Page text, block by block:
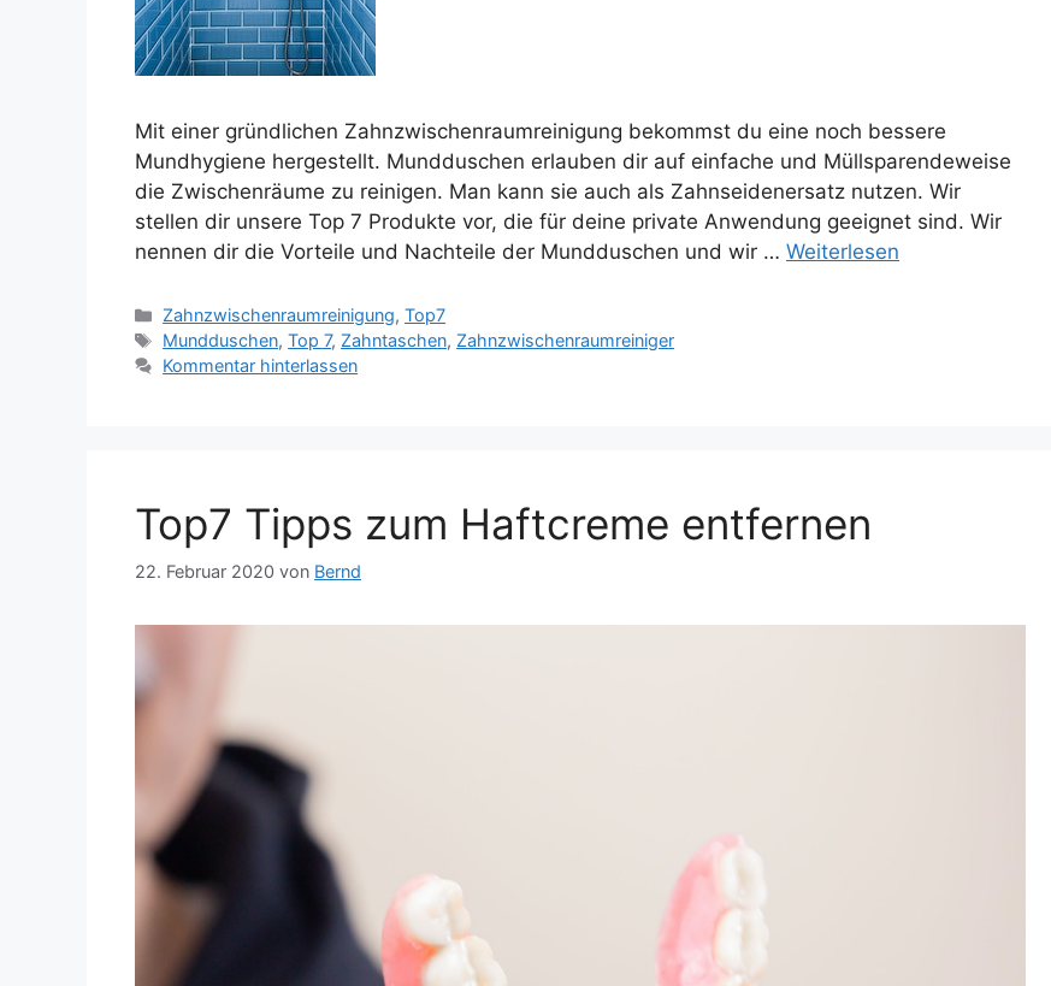
Mit einer gründlichen Zahnzwischenraumreinigung bekommst du eine noch bessere
Mundhygiene hergestellt. Mundduschen erlauben dir auf einfache und Müllsparendeweise
die Zwischenräume zu reinigen. Man kann sie auch als Zahnseidenersatz nutzen. Wir
stellen dir unsere Top 7 Produkte vor, die für deine private Anwendung geeignet sind. Wir
nennen dir die Vorteile und Nachteile der Mundduschen und wir … Weiterlesen
Kategorien
Zahnzwischenraumreinigung,Top7
Schlagwörter
Mundduschen,Top 7, Zahntaschen, Zahnzwischenraumreiniger
Kommentar hinterlassen
Top7 Tipps zum Haftcreme entfernen
22. Februar 2020 von Bernd